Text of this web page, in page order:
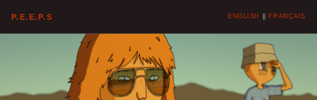
P.E.E.P.S ENGLISH FRANÇAIS